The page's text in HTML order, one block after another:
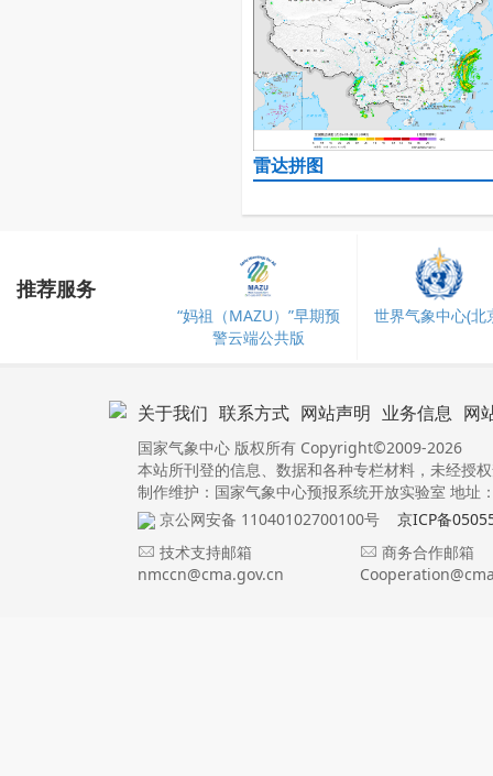
雷达拼图
推荐服务
“妈祖（MAZU）”早期预
警云端公共版
世界气象中心(北
关于我们 联系方式 网站声明 业务信息 网
国家气象中心 版权所有 Copyright©2009-2026
本站所刊登的信息、数据和各种专栏材料，未经授
制作维护：国家气象中心预报系统开放实验室 地址
京公网安备 11040102700100号
京ICP备
技术支持邮箱
nmccn@cma.gov.cn
商务合作邮箱